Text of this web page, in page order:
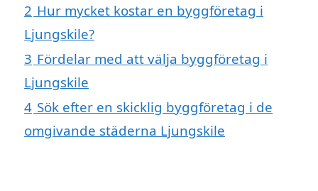
2 Hur mycket kostar en byggföretag i
Ljungskile?
3 Fördelar med att välja byggföretag i
Ljungskile
4 Sök efter en skicklig byggföretag i de
omgivande städerna Ljungskile